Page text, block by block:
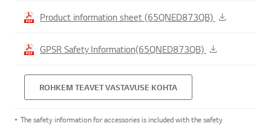
Product information sheet (65QNED873QB)
GPSR Safety Information(65QNED873QB)
ROHKEM TEAVET VASTAVUSE KOHTA
The safety information for accessories is included with the safety